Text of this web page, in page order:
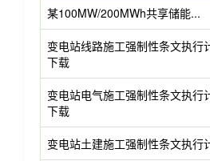
某100MW/200MWh共享储能...
变电站线路施工强制性条文执行
下载
变电站电气施工强制性条文执行
下载
变电站土建施工强制性条文执行